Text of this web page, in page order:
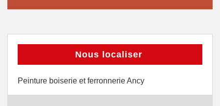
Nous localiser
Peinture boiserie et ferronnerie Ancy